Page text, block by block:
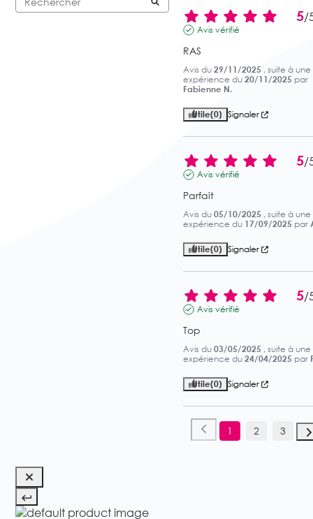
5/
Avis vérifié
RAS
Avis du 29/11/2025 , suite à une
expérience du 20/11/2025 par
Fabienne N.
Utile(0) Signaler
5/
Avis vérifié
Parfait
Avis du 05/10/2025 , suite à une
expérience du 17/09/2025 par
Utile(0) Signaler
5/
Avis vérifié
Top
Avis du 03/05/2025 , suite à une
expérience du 24/04/2025 par
Utile(0) Signaler
1 2 3